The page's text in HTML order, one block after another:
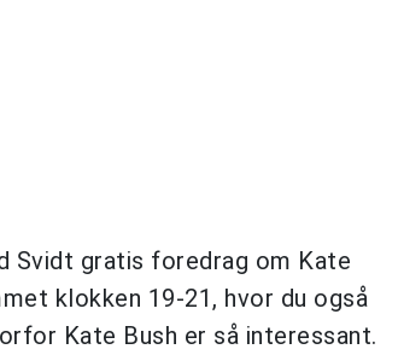
Svidt gratis foredrag om Kate
klokken 19-21, hvor du også
Kate Bush er så interessant.